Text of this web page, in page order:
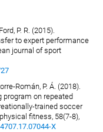
P. R. (2015).
to expert performance
journal of sport
Román, P. Á. (2018).
on repeated
trained soccer
fitness, 58(7-8),
X